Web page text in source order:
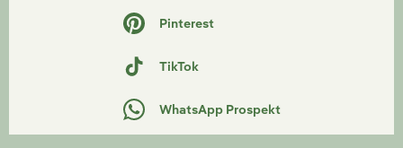
Pinterest
TikTok
WhatsApp Prospekt